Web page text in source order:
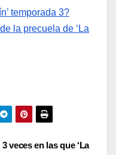
temporada 3?
la precuela de ‘La
3 veces en las que ‘La